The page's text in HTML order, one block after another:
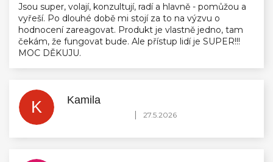
Jsou super, volají, konzultují, radí a hlavně - pomůžou a
vyřeší. Po dlouhé době mi stojí za to na výzvu o
hodnocení zareagovat. Produkt je vlastně jedno, tam
čekám, že fungovat bude. Ale přístup lidí je SUPER!!!
MOC DĚKUJU.
K Kamila
Hodnocení obchodu je 5 z 5 hvězdiček.
| 27.5.2026